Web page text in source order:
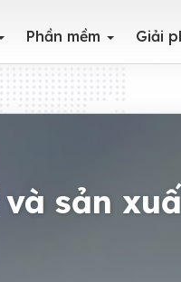
Phần mềm Giải
sản